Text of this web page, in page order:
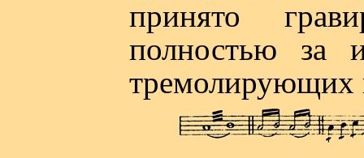
принято
полностью за
тремолирующих